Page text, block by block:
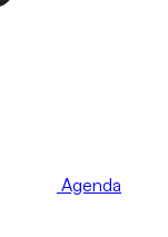
Agenda